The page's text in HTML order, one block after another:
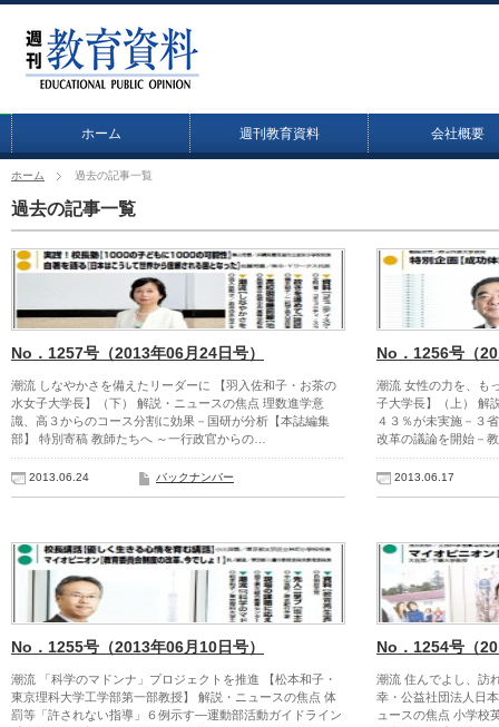
ホーム 週刊教育資料 会社概要
ホーム 過去の記事一覧
過去の記事一覧
No．1257号（2013年06月24日号）
潮流 しなやかさを備えたリーダーに 【羽入佐和子・お茶の
水女子大学長】（下） 解説・ニュースの焦点 理数進学意
識、高３からのコース分割に効果－国研が分析【本誌編集
部】 特別寄稿 教師たちへ ～一行政官からの…
2013.06.24 バックナンバー
No．1256号（
潮流 女性の力を、も
子大学長】（上） 解
４３％が未実施－３
改革の議論を開始－
2013.06.17
No．1255号（2013年06月10日号）
潮流 「科学のマドンナ」プロジェクトを推進 【松本和子・
東京理科大学工学部第一部教授】 解説・ニュースの焦点 体
罰等「許されない指導」６例示す―運動部活動ガイドライン
No．1254号（
潮流 住んでよし、訪
幸・公益社団法人日
ュースの焦点 小学校